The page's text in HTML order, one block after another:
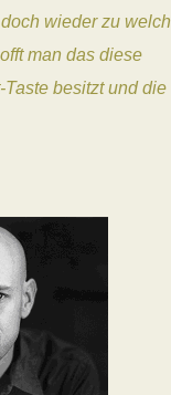
wieder zu welch
man das diese
besitzt und die